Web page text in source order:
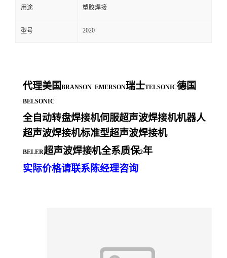
用途 塑胶焊接
型号 2020
代理美国 BRANSON EMERSON瑞士TELSONIC德国
BELSONIC
全自动转盘焊接机伺服超声波焊接机机器人
超声波焊接机标准型超声波焊接机
BELER超声波焊接机全系质保2年
实际价格请联系陈经理咨询